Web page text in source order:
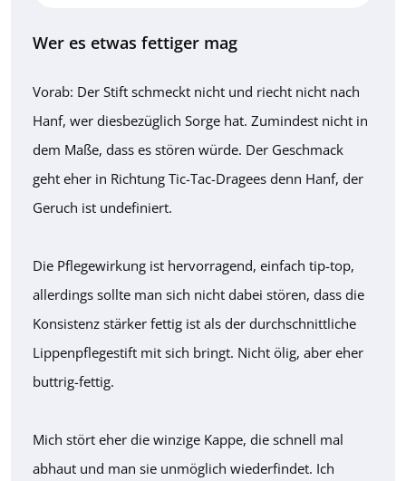
Wer es etwas fettiger mag
Vorab: Der Stift schmeckt nicht und riecht nicht nach
Hanf, wer diesbezüglich Sorge hat. Zumindest nicht in
dem Maße, dass es stören würde. Der Geschmack
geht eher in Richtung Tic-Tac-Dragees denn Hanf, der
Geruch ist undefiniert.
Die Pflegewirkung ist hervorragend, einfach tip-top,
allerdings sollte man sich nicht dabei stören, dass die
Konsistenz stärker fettig ist als der durchschnittliche
Lippenpflegestift mit sich bringt. Nicht ölig, aber eher
buttrig-fettig.
Mich stört eher die winzige Kappe, die schnell mal
abhaut und man sie unmöglich wiederfindet. Ich